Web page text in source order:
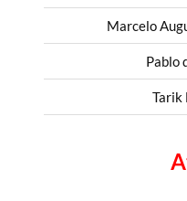
Marcelo
Pablo
Tarik